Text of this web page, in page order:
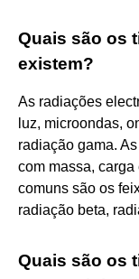
Quais são os
existem?
As radiações
luz, microondas,
radiação gama.
com massa,
comuns são os
radiação beta,
Quais são os